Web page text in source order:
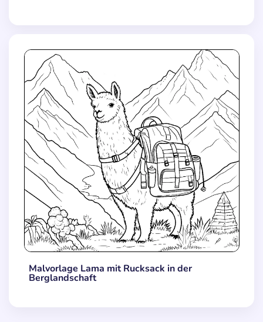
Malvorlage Lama mit Rucksack in der
Berglandschaft